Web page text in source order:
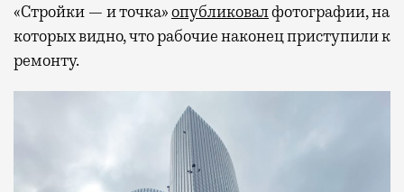
«Стройки — и точка»опубликовалфотографии, на
которых видно, что рабочие наконец приступили к
ремонту.